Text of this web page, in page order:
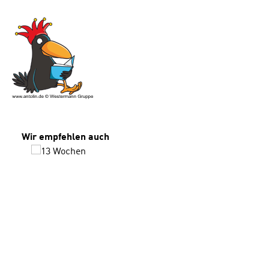
Produktgalerie überspringen
Wir empfehlen auch